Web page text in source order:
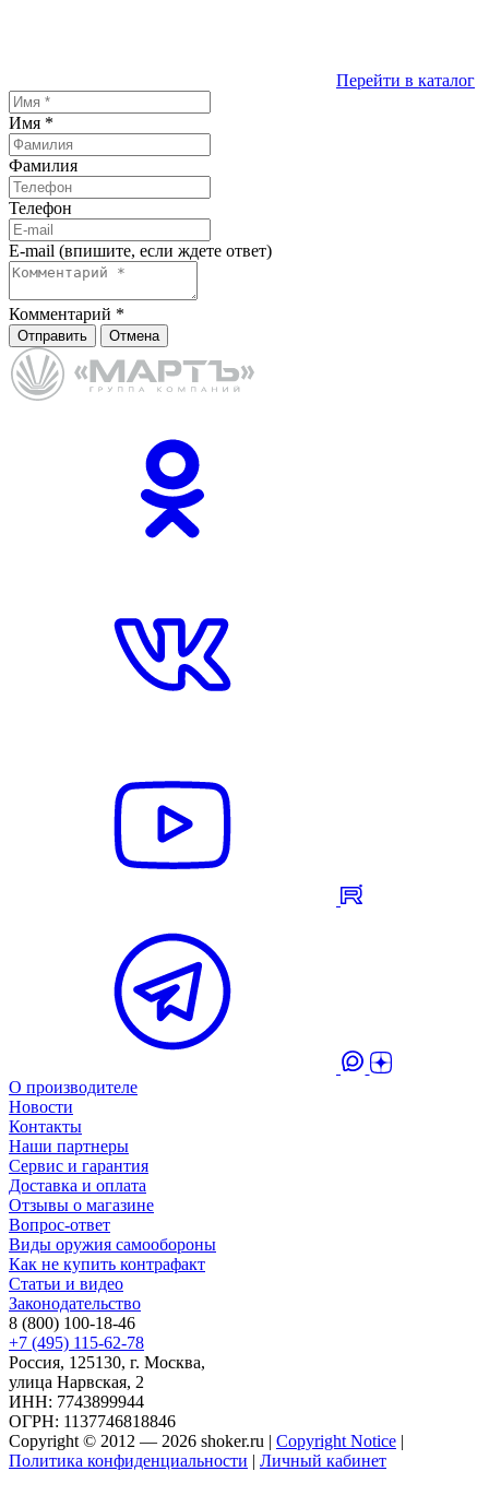
Перейти в каталог
Имя *
Фамилия
Телефон
E-mail (впишите, если ждете ответ)
Комментарий *
Отправить Отмена
О производителе
Новости
Контакты
Наши партнеры
Сервис и гарантия
Доставка и оплата
Отзывы о магазине
Вопрос-ответ
Виды оружия самообороны
Как не купить контрафакт
Статьи и видео
Законодательство
8 (800) 100-18-46
+7 (495) 115-62-78
Россия, 125130, г. Москва,
улица Нарвская, 2
ИНН: 7743899944
ОГРН: 1137746818846
Copyright © 2012 — 2026 shoker.ru | Copyright Notice |
Политика конфиденциальности | Личный кабинет